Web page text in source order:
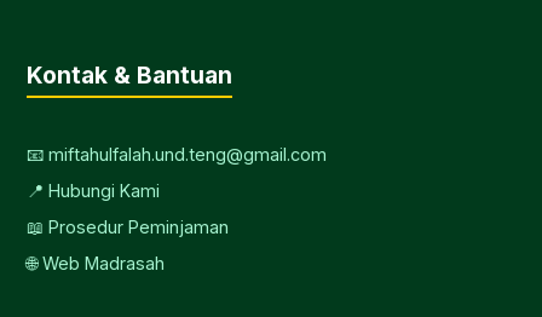
Kontak & Bantuan
📧 miftahulfalah.und.teng@gmail.com
📍 Hubungi Kami
📖 Prosedur Peminjaman
🌐 Web Madrasah